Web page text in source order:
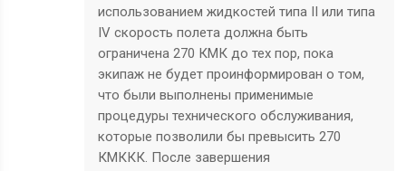
использованием жидкостей типа II или типа
IV скорость полета должна быть
ограничена 270 КМК до тех пор, пока
экипаж не будет проинформирован о том,
что были выполнены применимые
процедуры технического обслуживания,
которые позволили бы превысить 270
КМККК. После завершения